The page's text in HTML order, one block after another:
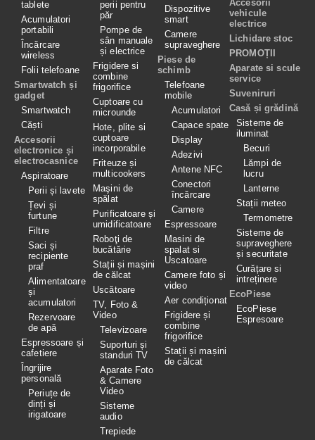
tablete
Acumulatori
portabili
Încărcare
wireless
Folii telefoane
Smartwatch și
gadget
Smartwatch
Căști
Accesorii
electronice și
electrocasnice
Aspiratoare
Perii și lavete
Țevi și
furtune
Filtre
Saci și
recipiente
praf
Alimentatoare
și
acumulatori
Rezervoare
de apă
Espressoare și
cafetiere
Îngrijire
personală
Periuțe de
dinți și
irigatoare
perii pentru
păr
Pompe de
sân manuale
și electrice
Frigidere si
combine
frigorifice
Cuptoare cu
microunde
Hote, plite si
cuptoare
incorporabile
Friteuze și
multicookers
Maşini de
spălat
Purificatoare și
umidificatoare
Roboţi de
bucătărie
Stații și mașini
de călcat
Uscătoare
TV, Foto &
Video
Televizoare
Suporturi și
standuri TV
Aparate Foto
& Camere
Video
Sisteme
audio
Trepiede
Dispozitive
smart
Camere
supraveghere
Piese de
schimb
Telefoane
mobile
Acumulatori
Capace spate
Display
Adezivi
Antene NFC
Conectori
încărcare
Camere
Espressoare
Masini de
spalat si
Uscatoare
Camere foto și
video
Aer condiționat
Frigidere și
combine
frigorifice
Stații și mașini
de călcat
Accesorii
vehicule
electrice
Lichidare stoc
PROMOȚII
Aparate si scule
service
Suveniruri
Casă și grădină
Sisteme de
iluminat
Becuri
Lămpi de
lucru
Lanterne
Stații meteo
Termometre
Sisteme de
supraveghere
și securitate
Curățare si
intreținere
EcoPiese
EcoPiese
Espresoare